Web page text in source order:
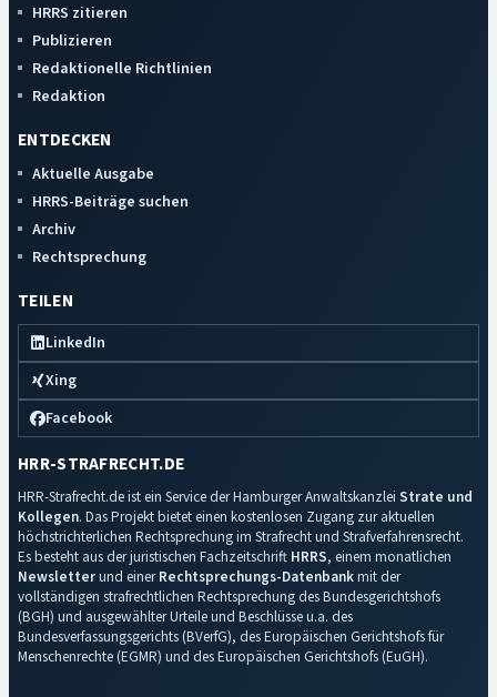
HRRS zitieren
Publizieren
Redaktionelle Richtlinien
Redaktion
ENTDECKEN
Aktuelle Ausgabe
HRRS-Beiträge suchen
Archiv
Rechtsprechung
TEILEN
LinkedIn
Xing
Facebook
HRR-STRAFRECHT.DE
HRR-Strafrecht.de ist ein Service der Hamburger Anwaltskanzlei Strate und
Kollegen. Das Projekt bietet einen kostenlosen Zugang zur aktuellen
höchstrichterlichen Rechtsprechung im Strafrecht und Strafverfahrensrecht.
Es besteht aus der juristischen Fachzeitschrift HRRS, einem monatlichen
Newsletterund einerRechtsprechungs-Datenbankmit der
vollständigen strafrechtlichen Rechtsprechung des Bundesgerichtshofs
(BGH) und ausgewählter Urteile und Beschlüsse u.a. des
Bundesverfassungsgerichts (BVerfG), des Europäischen Gerichtshofs für
Menschenrechte (EGMR) und des Europäischen Gerichtshofs (EuGH).